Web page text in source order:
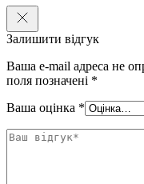
Залишити відгук
Ваша e-mail адреса не
поля позначені *
Ваша оцінка *